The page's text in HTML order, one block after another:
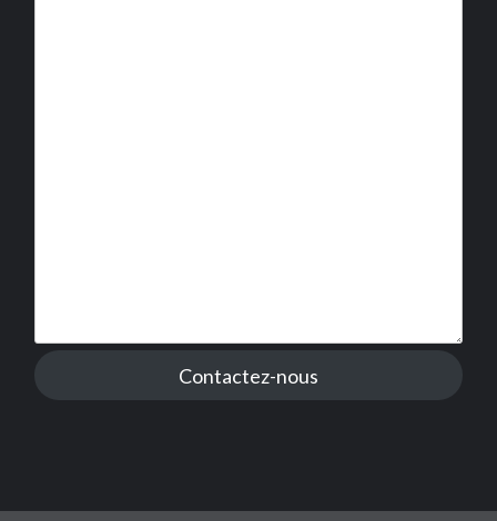
Contactez-nous